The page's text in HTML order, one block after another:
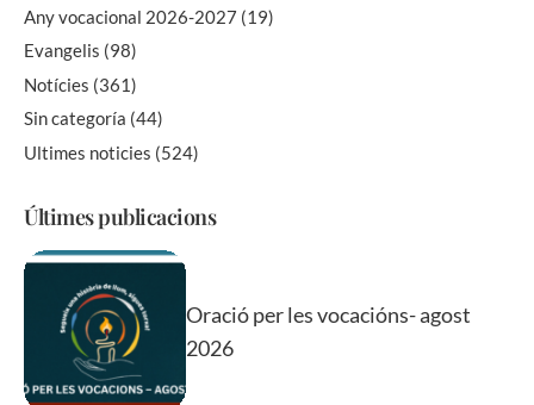
Any vocacional 2026-2027 (19)
Evangelis (98)
Notícies (361)
Sin categoría (44)
Ultimes noticies (524)
Últimes publicacions
Oració per les vocacións- agost
2026